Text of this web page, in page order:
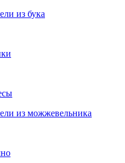
из бука
из можжевельника